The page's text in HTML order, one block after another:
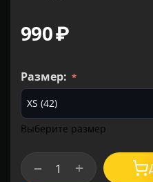
‍990‍₽
Размер:
Выберите размер
+
−